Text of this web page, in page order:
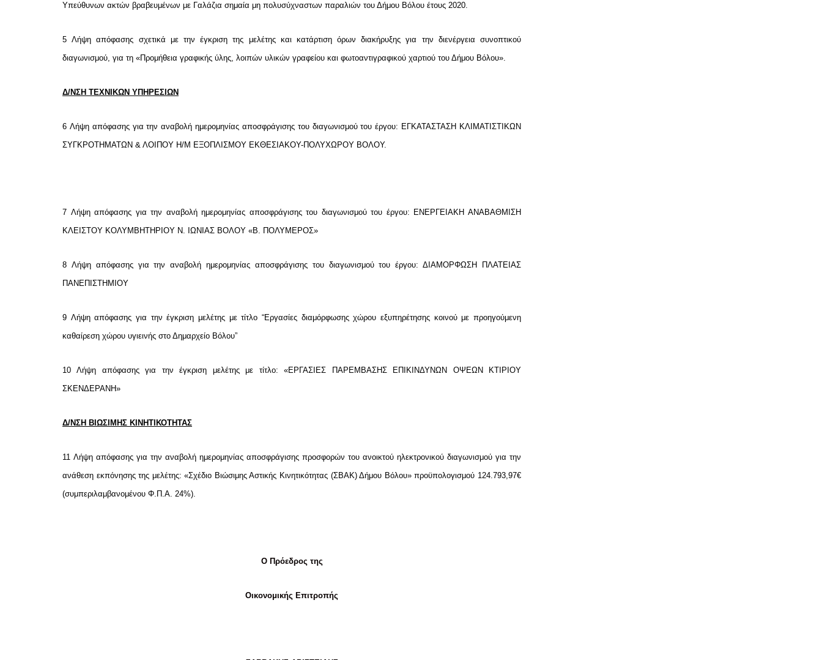
Υπεύθυνων ακτών βραβευμένων με Γαλάζια σημαία μη πολυσύχναστων παραλιών του Δήμου Βόλου έτους 2020.
5 Λήψη απόφασης σχετικά με την έγκριση της μελέτης και κατάρτιση όρων διακήρυξης για την διενέργεια συνοπτικού
διαγωνισμού, για τη «Προμήθεια γραφικής ύλης, λοιπών υλικών γραφείου και φωτοαντιγραφικού χαρτιού του Δήμου Βόλου».
Δ/ΝΣΗ ΤΕΧΝΙΚΩΝ ΥΠΗΡΕΣΙΩΝ
6 Λήψη απόφασης για την αναβολή ημερομηνίας αποσφράγισης του διαγωνισμού του έργου: ΕΓΚΑΤΑΣΤΑΣΗ ΚΛΙΜΑΤΙΣΤΙΚΩΝ
ΣΥΓΚΡΟΤΗΜΑΤΩΝ & ΛΟΙΠΟΥ Η/Μ ΕΞΟΠΛΙΣΜΟΥ ΕΚΘΕΣΙΑΚΟΥ-ΠΟΛΥΧΩΡΟΥ ΒΟΛΟΥ.
7 Λήψη απόφασης για την αναβολή ημερομηνίας αποσφράγισης του διαγωνισμού του έργου: ΕΝΕΡΓΕΙΑΚΗ ΑΝΑΒΑΘΜΙΣΗ
ΚΛΕΙΣΤΟΥ ΚΟΛΥΜΒΗΤΗΡΙΟΥ Ν. ΙΩΝΙΑΣ ΒΟΛΟΥ «Β. ΠΟΛΥΜΕΡΟΣ»
8 Λήψη απόφασης για την αναβολή ημερομηνίας αποσφράγισης του διαγωνισμού του έργου: ΔΙΑΜΟΡΦΩΣΗ ΠΛΑΤΕΙΑΣ
ΠΑΝΕΠΙΣΤΗΜΙΟΥ
9 Λήψη απόφασης για την έγκριση μελέτης με τίτλο “Εργασίες διαμόρφωσης χώρου εξυπηρέτησης κοινού με προηγούμενη
καθαίρεση χώρου υγιεινής στο Δημαρχείο Βόλου”
10
Λήψη απόφασης για την έγκριση μελέτης με τίτλο: «ΕΡΓΑΣΙΕΣ ΠΑΡΕΜΒΑΣΗΣ ΕΠΙΚΙΝΔΥΝΩΝ ΟΨΕΩΝ ΚΤΙΡΙΟΥ
ΣΚΕΝΔΕΡΑΝΗ»
Δ/ΝΣΗ ΒΙΩΣΙΜΗΣ ΚΙΝΗΤΙΚΟΤΗΤΑΣ
11 Λήψη απόφασης για την αναβολή ημερομηνίας αποσφράγισης προσφορών του ανοικτού ηλεκτρονικού διαγωνισμού για την
ανάθεση εκπόνησης της μελέτης: «Σχέδιο Βιώσιμης Αστικής Κινητικότητας (ΣΒΑΚ) Δήμου Βόλου» προϋπολογισμού 124.793,97€
(συμπεριλαμβανομένου Φ.Π.Α. 24%).
Ο Πρόεδρος της
Οικονομικής Επιτροπής